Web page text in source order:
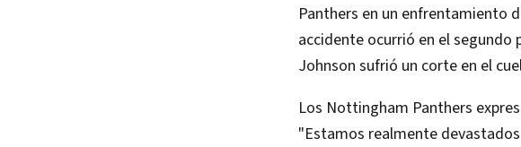
Panthers en un enfrentamiento
accidente ocurrió en el segundo
Johnson sufrió un corte en el
Los Nottingham Panthers
"Estamos realmente